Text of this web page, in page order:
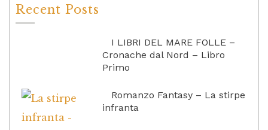
Recent Posts
I LIBRI DEL MARE FOLLE –
Cronache dal Nord – Libro
Primo
Romanzo Fantasy – La stirpe
infranta